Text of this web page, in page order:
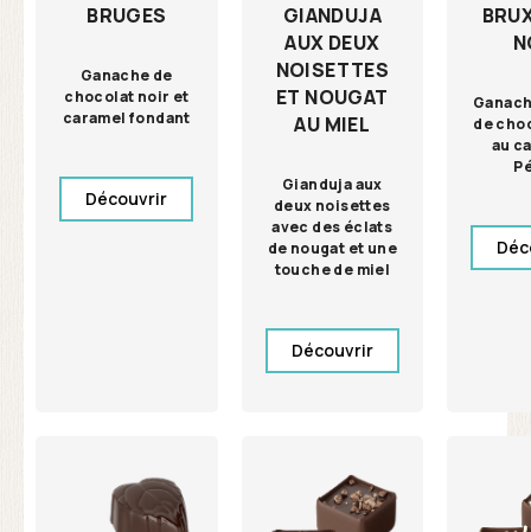
BRUGES
Ganache de
chocolat noir et
caramel fondant
Découvrir
GIANDUJA
AUX DEUX
NOISETTES
ET NOUGAT
AU MIEL
Gianduja aux
deux noisettes
avec des éclats
de nougat et une
touche de miel
Découvrir
de
au